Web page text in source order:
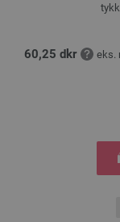
60,25 dkr eks.